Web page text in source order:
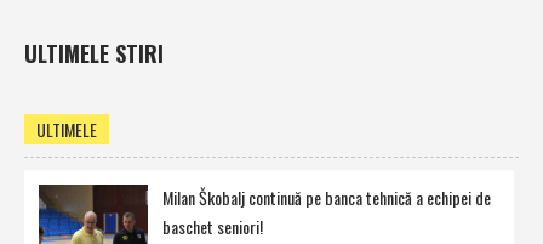
ULTIMELE STIRI
ULTIMELE
Milan Škobalj continuă pe banca tehnică a echipei de
baschet seniori!